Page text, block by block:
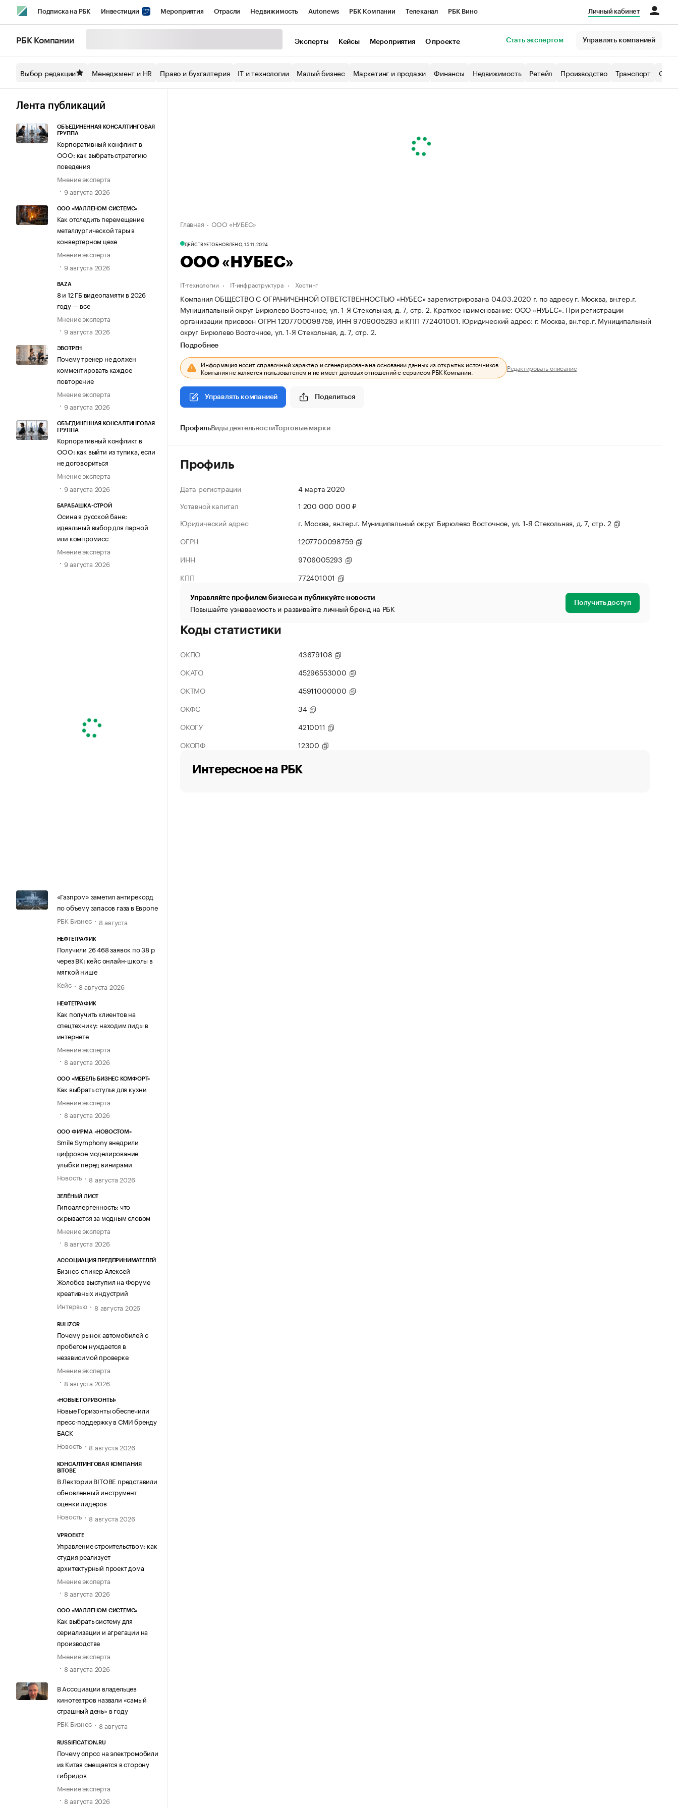
Подписка на РБК Инвестиции Мероприятия Отрасли Недвижимость Autonews РБК Компании Телеканал РБК Вино
Спецпроекты СПб Конференции СПб Спецпроекты Экономика Бизнес
Технологии и медиа
Личный кабинет
РБК Компании Эксперты Кейсы Мероприятия О проекте Стать экспертом Управлять компанией
Выбор редакции Менеджмент и HR Право и бухгалтерия IT и технологии Малый бизнес Маркетинг и продажи Финансы Недвижимость Ретейл Производство Транспорт
Лента публикаций
ОБЪЕДИНЕННАЯ КОНСАЛТИНГОВАЯ
ГРУППА
Корпоративный конфликт в
ООО: как выбрать стратегию
поведения
Мнение эксперта
9 августа 2026
ООО «МАЛЛЕНОМ СИСТЕМС»
Как отследить перемещение
металлургической тары в
конвертерном цехе
Мнение эксперта
9 августа 2026
BAZA
8 и 12 ГБ видеопамяти в 2026
году — все
Мнение эксперта
9 августа 2026
ЭВОТРЕН
Почему тренер не должен
комментировать каждое
повторение
Мнение эксперта
9 августа 2026
ОБЪЕДИНЕННАЯ КОНСАЛТИНГОВАЯ
ГРУППА
Корпоративный конфликт в
ООО: как выйти из тупика, если
не договориться
Мнение эксперта
9 августа 2026
БАРАБАШКА-СТРОЙ
Осина в русской бане:
идеальный выбор для парной
или компромисс
Мнение эксперта
9 августа 2026
«Газпром» заметил антирекорд
по объему запасов газа в Европе
РБК Бизнес
8 августа
НЕФТЕТРАФИК
Получили 26 468 заявок по 38 р
через ВК: кейс онлайн-школы в
мягкой нише
Кейс
8 августа 2026
НЕФТЕТРАФИК
Как получить клиентов на
спецтехнику: находим лиды в
интернете
Мнение эксперта
8 августа 2026
ООО «МЕБЕЛЬ БИЗНЕС КОМФОРТ»
Как выбрать стулья для кухни
Мнение эксперта
8 августа 2026
ООО ФИРМА «НОВОСТОМ»
Smile Symphony внедрили
цифровое моделирование
улыбки перед винирами
Новость
8 августа 2026
ЗЕЛЁНЫЙ ЛИСТ
Гипоаллергенность: что
скрывается за модным словом
Мнение эксперта
8 августа 2026
АССОЦИАЦИЯ ПРЕДПРИНИМАТЕЛЕЙ
Бизнес-спикер Алексей
Жолобов выступил на Форуме
креативных индустрий
Интервью
8 августа 2026
RULIZOR
Почему рынок автомобилей с
пробегом нуждается в
независимой проверке
Мнение эксперта
8 августа 2026
«НОВЫЕ ГОРИЗОНТЫ»
Новые Горизонты обеспечили
пресс-поддержку в СМИ бренду
БАСК
Новость
8 августа 2026
КОНСАЛТИНГОВАЯ КОМПАНИЯ
BITOBE
В Лектории BITOBE представили
обновленный инструмент
оценки лидеров
Новость
8 августа 2026
VPROEKTE
Управление строительством: как
студия реализует
архитектурный проект дома
Мнение эксперта
8 августа 2026
ООО «МАЛЛЕНОМ СИСТЕМС»
Как выбрать систему для
сериализации и агрегации на
производстве
Мнение эксперта
8 августа 2026
В Ассоциации владельцев
кинотеатров назвали «самый
страшный день» в году
РБК Бизнес
8 августа
RUSSIFICATION.RU
Почему спрос на электромобили
из Китая смещается в сторону
гибридов
Мнение эксперта
8 августа 2026
Главная ООО «НУБЕС»
ДЕЙСТВУЕТОБНОВЛЕНО, 15.11.2024
ООО «НУБЕС»
IT-технологии IT-инфраструктура Хостинг
Компания ОБЩЕСТВО С ОГРАНИЧЕННОЙ ОТВЕТСТВЕННОСТЬЮ «НУБЕС» зарегистрирована 04.03.2020 г. по адресу г. Москва, вн.тер.г.
Муниципальный округ Бирюлево Восточное, ул. 1-Я Стекольная, д. 7, стр. 2. Краткое наименование: ООО «НУБЕС». При регистрации
организации присвоен ОГРН 1207700098759, ИНН 9706005293 и КПП 772401001. Юридический адрес: г. Москва, вн.тер.г. Муниципальный
округ Бирюлево Восточное, ул. 1-Я Стекольная, д. 7, стр. 2.
Подробнее
Информация носит справочный характер и сгенерирована на основании данных из открытых источников.
Компания не является пользователем и не имеет деловых отношений с сервисом РБК Компании. Редактировать описание
Управлять компанией Поделиться
ПрофильВиды деятельности Торговые марки
Профиль
Дата регистрации
4 марта 2020
Уставной капитал
1 200 000 000 ₽
Юридический адрес
г. Москва, вн.тер.г. Муниципальный округ Бирюлево Восточное, ул. 1-Я Стекольная, д. 7, стр. 2
ОГРН
1207700098759
ИНН
9706005293
КПП
772401001
Управляйте профилем бизнеса и публикуйте новости
Повышайте узнаваемость и развивайте личный бренд на РБК Получить доступ
Коды статистики
ОКПО
43679108
ОКАТО
45296553000
ОКТМО
45911000000
ОКФС
34
ОКОГУ
4210011
ОКОПФ
12300
Интересное на РБК